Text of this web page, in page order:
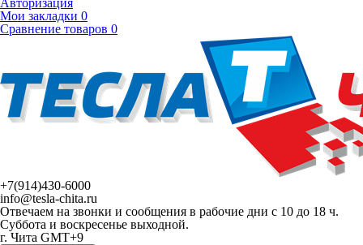
Авторизация
Мои закладки 0
Сравнение товаров 0
+7(914)430-6000
info@tesla-chita.ru
Отвечаем на звонки и сообщения в рабочие дни с 10 до 18 ч.
Суббота и воскресенье выходной.
г. Чита GMT+9